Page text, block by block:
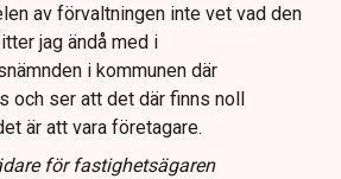
av förvaltningen inte vet vad den
jag ändå med i
i kommunen där
och ser att det där finns noll
är att vara företagare.
för fastighetsägaren